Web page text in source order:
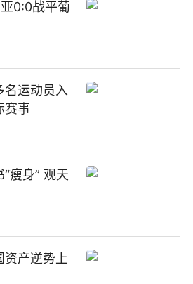
0:0战平葡
名运动员入
赛事
瘦身” 观天
资产逆势上